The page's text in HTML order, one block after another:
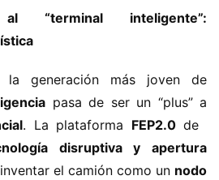
“terminal inteligente”:
generación más joven de
​ pasa de ser un “plus” a
​. La plataforma ​ ​FEP2.0​​ de ​
disruptiva y apertura
el camión como un ​nodo